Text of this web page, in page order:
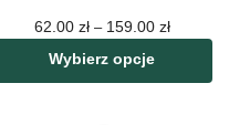
62.00 zł – 159.00 zł
Wybierz opcje